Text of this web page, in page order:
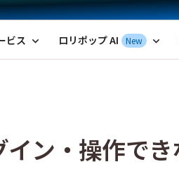
サーバー by GMOペパボ
ビス expand_more ロリポップ AI New expand_more
ン・操作で